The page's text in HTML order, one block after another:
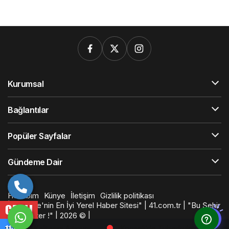
Kurumsal
Bağlantılar
Popüler Sayfalar
Gündeme Dair
Hesabım Künye İletişim Gizlilik politikası
| "Türkiye'nin En İyi Yerel Haber Sitesi" | 41.com.tr | "Bu Şehir
Sana Yeter !" | 2026 © |
casino
slot
CANLI